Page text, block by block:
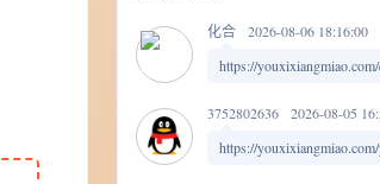
化合
2026-08-06 18:16:00
https://
3752802636
2026-08-05
https://